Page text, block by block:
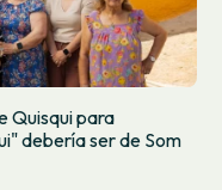
Quisqui para
debería ser de Som